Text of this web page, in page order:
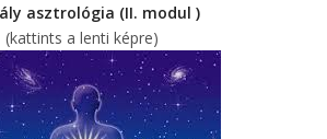
asztrológia (II. modul )
(kattints a lenti képre)